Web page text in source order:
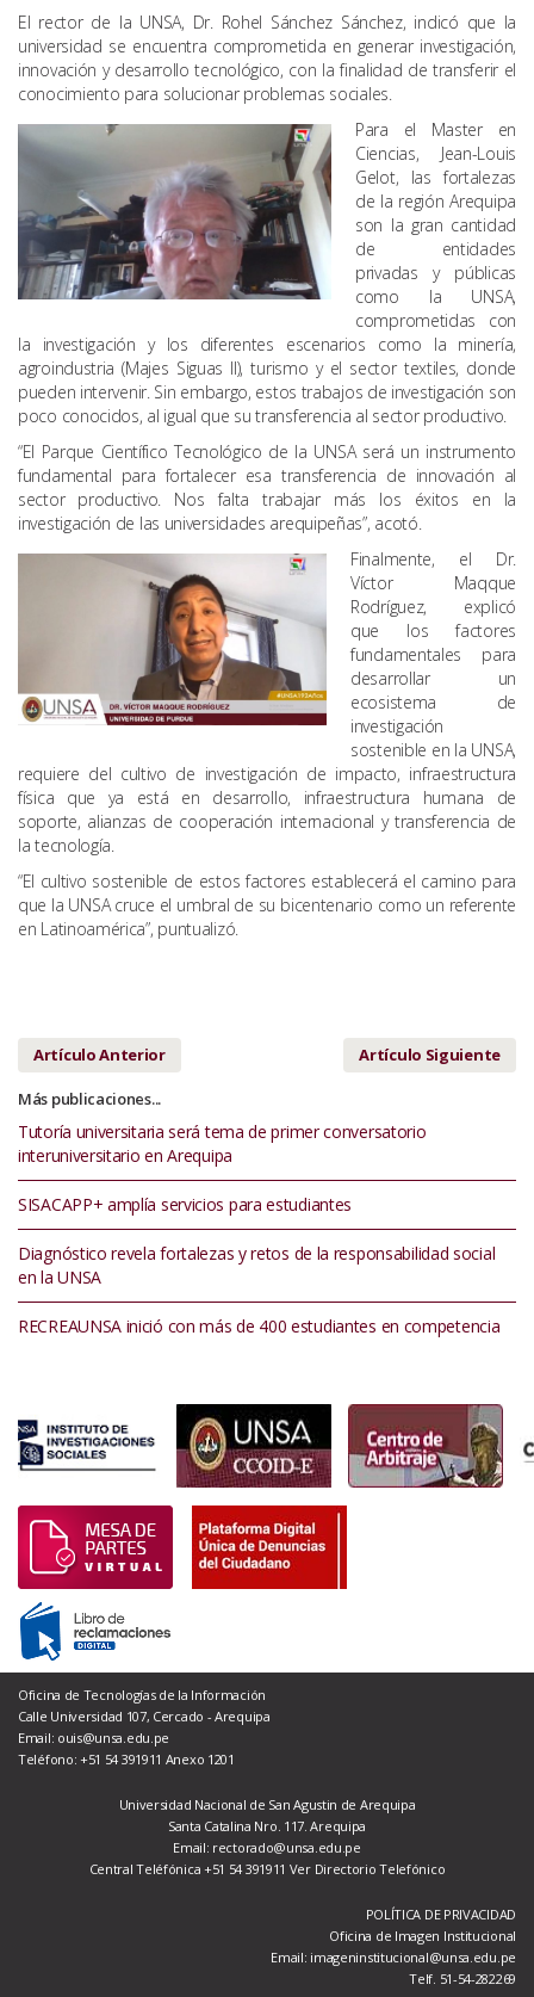
El rector de la UNSA, Dr. Rohel Sánchez Sánchez, indicó que la
universidad se encuentra comprometida en generar investigación,
innovación y desarrollo tecnológico, con la finalidad de transferir el
conocimiento para solucionar problemas sociales.
Para el Master en
Ciencias, Jean-Louis
Gelot, las fortalezas
de la región Arequipa
son la gran cantidad
de entidades
privadas y públicas
como la UNSA,
comprometidas con
la investigación y los diferentes escenarios como la minería,
agroindustria (Majes Siguas II), turismo y el sector textiles, donde
pueden intervenir. Sin embargo, estos trabajos de investigación son
poco conocidos, al igual que su transferencia al sector productivo.
“El Parque Científico Tecnológico de la UNSA será un instrumento
fundamental para fortalecer esa transferencia de innovación al
sector productivo. Nos falta trabajar más los éxitos en la
investigación de las universidades arequipeñas”, acotó.
Finalmente, el Dr.
Víctor Maqque
Rodríguez, explicó
que los factores
fundamentales para
desarrollar un
ecosistema de
investigación
sostenible en la UNSA,
requiere del cultivo de investigación de impacto, infraestructura
física que ya está en desarrollo, infraestructura humana de
soporte, alianzas de cooperación internacional y transferencia de
la tecnología.
“El cultivo sostenible de estos factores establecerá el camino para
que la UNSA cruce el umbral de su bicentenario como un referente
en Latinoamérica”, puntualizó.
Artículo Anterior Artículo Siguiente
Más publicaciones...
Tutoría universitaria será tema de primer conversatorio
interuniversitario en Arequipa
SISACAPP+ amplía servicios para estudiantes
Diagnóstico revela fortalezas y retos de la responsabilidad social
en la UNSA
RECREAUNSA inició con más de 400 estudiantes en competencia
Oficina de Tecnologías de la Información
Calle Universidad 107, Cercado - Arequipa
Email: ouis@unsa.edu.pe
Teléfono: +51 54 391911 Anexo 1201
Universidad Nacional de San Agustin de Arequipa
Santa Catalina Nro. 117. Arequipa
Email: rectorado@unsa.edu.pe
Central Teléfónica +51 54 391911 Ver Directorio Telefónico
POLÍTICA DE PRIVACIDAD
Oficina de Imagen Institucional
Email: imageninstitucional@unsa.edu.pe
Telf. 51-54-282269